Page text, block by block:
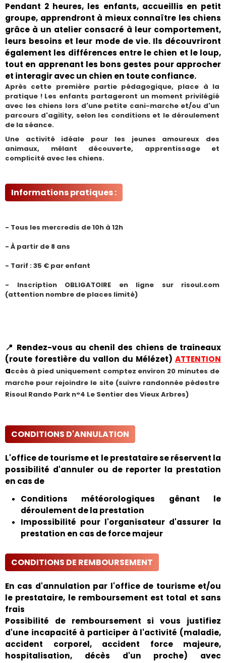
Pendant 2 heures, les enfants, accueillis en petit
groupe, apprendront à mieux connaître les chiens
grâce à un atelier consacré à leur comportement,
leurs besoins et leur mode de vie. Ils découvriront
également les différences entre le chien et le loup,
tout en apprenant les bons gestes pour approcher
et interagir avec un chien en toute confiance.
Après cette première partie pédagogique, place à la
pratique ! Les enfants partageront un moment privilégié
avec les chiens lors d'une petite cani-marche et/ou d'un
parcours d'agility, selon les conditions et le déroulement
de la séance.
Une activité idéale pour les jeunes amoureux des
animaux, mêlant découverte, apprentissage et
complicité avec les chiens.
Informations pratiques :
- Tous les mercredis de 10h à 12h
- À partir de 8 ans
- Tarif : 35 € par enfant
- Inscription OBLIGATOIRE en ligne sur risoul.com
(attention nombre de places limité)
📍 Rendez-vous au chenil des chiens de traineaux
(route forestière du vallon du Mélézet) ATTENTION
accès à pied uniquement comptez environ 20 minutes de
marche pour rejoindre le site (suivre randonnée pédestre
Risoul Rando Park n°4 Le Sentier des Vieux Arbres)
CONDITIONS D'ANNULATION
L'office de tourisme et le prestataire se réservent la
possibilité d'annuler ou de reporter la prestation
en cas de
Conditions météorologiques gênant le
déroulement de la prestation
Impossibilité pour l'organisateur d'assurer la
prestation en cas de force majeur
CONDITIONS DE REMBOURSEMENT
En cas d'annulation par l'office de tourisme et/ou
le prestataire, le remboursement est total et sans
frais
Possibilité de remboursement si vous justifiez
d'une incapacité à participer à l'activité (maladie,
accident corporel, accident force majeure,
hospitalisation, décès d'un proche) avec